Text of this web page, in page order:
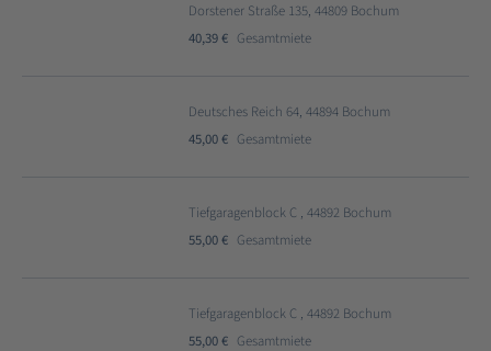
Dorstener Straße 135, 44809 Bochum
40,39 € Gesamtmiete
Deutsches Reich 64, 44894 Bochum
45,00 € Gesamtmiete
Tiefgaragenblock C , 44892 Bochum
55,00 € Gesamtmiete
Tiefgaragenblock C , 44892 Bochum
55,00 € Gesamtmiete